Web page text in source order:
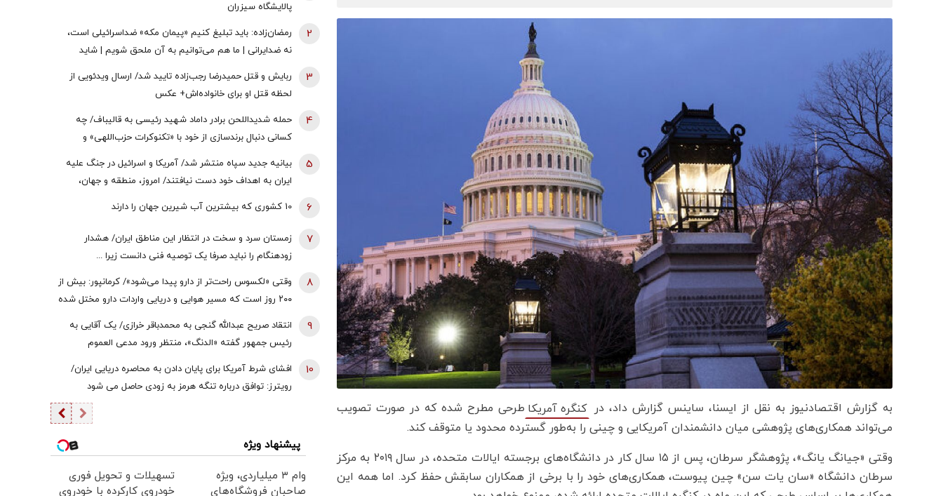
به گزارش اقتصادنیوز به نقل از ایسنا، ساینس گزارش داد، در کنگره آمریکا طرحی مطرح شده که در صورت تصویب
می‌تواند همکاری‌های پژوهشی میان دانشمندان آمریکایی و چینی را به‌طور گسترده محدود یا متوقف کند.
وقتی «جیانگ یانگ»، پژوهشگر سرطان، پس از ۱۵ سال کار در دانشگاه‌های برجسته ایالات متحده، در سال ۲۰۱۹ به مرکز
سرطان دانشگاه «سان یات سن» چین پیوست، همکاری‌های خود را با برخی از همکاران سابقش حفظ کرد. اما همه این
پالایشگاه سیزران
رمضان‌زاده: باید تبلیغ کنیم «پیمان مکه» ضداسرائیلی است،
نه ضدایرانی | ما هم می‌توانیم به آن ملحق شویم | شاید
2
ربایش و قتل حمیدرضا رجب‌زاده تایید شد/ ارسال ویدئویی از
لحظه قتل او برای خانواده‌اش+ عکس
3
حمله شدیداللحن برادر داماد شهید رئیسی به قالیباف/ چه
کسانی دنبال برندسازی از خود با «تکنوکرات حزب‌اللهی» و
4
بیانیه جدید سپاه منتشر شد/ آمریکا و اسرائیل در جنگ علیه
ایران به اهداف خود دست نیافتند/ امروز، منطقه و جهان،
5
10 کشوری که بیشترین آب شیرین جهان را دارند 6
زمستان سرد و سخت در انتظار این مناطق ایران/ هشدار
زودهنگام را نباید صرفا یک توصیه فنی دانست زیرا ...
7
وقتی «لکسوس راحت‌تر از دارو پیدا می‌شود»/ کرمانپور: بیش از
۲۰۰ روز است که مسیر هوایی و دریایی واردات دارو مختل شده
است / نخستین قربانی هر جنگ، سلامت مردم است
8
انتقاد صریح عبدالله گنجی به محمدباقر خرازی/ یک آقایی به
رئیس جمهور گفته «الدنگ»، منتظر ورود مدعی العموم
قوه قضائیه ورود نمی‌کند؟
9
افشای شرط آمریکا برای پایان دادن به محاصره دریایی ایران/
رویترز: توافق درباره تنگه هرمز به زودی حاصل می شود
10
پیشنهاد ویژه
وام ۳ میلیاردی، ویژه
صاحبان فروشگاه‌های
تسهیلات و تحویل فوری
خودروی کارکرده با خودروی